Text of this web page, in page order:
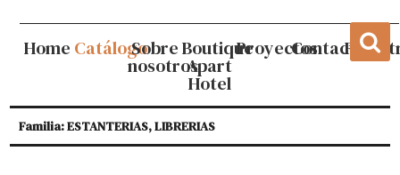
Home CatálogoSobre
nosotros
Boutique
Apart
Hotel
ProyectosContacto
Familia: ESTANTERIAS, LIBRERIAS